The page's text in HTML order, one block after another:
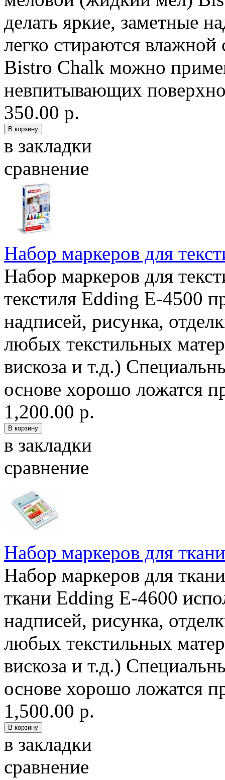
делать яркие, заметные
легко стираются
Bistro Chalk можно
невпитывающих
350.00 р.
в закладки
сравнение
Набор маркеров для
Набор маркеров для
текстиля Edding E-4500
надписей, рисунка,
любых текстильных
вискоза и т.д.)
основе хорошо ложатся
1,200.00 р.
в закладки
сравнение
Набор маркеров для
Набор маркеров для
ткани Edding E-4600
надписей, рисунка,
любых текстильных
вискоза и т.д.)
основе хорошо ложатся
1,500.00 р.
в закладки
сравнение